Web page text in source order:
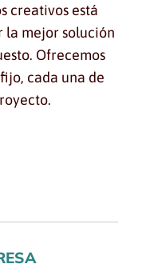
creativos está
la mejor solución
Ofrecemos
cada una de